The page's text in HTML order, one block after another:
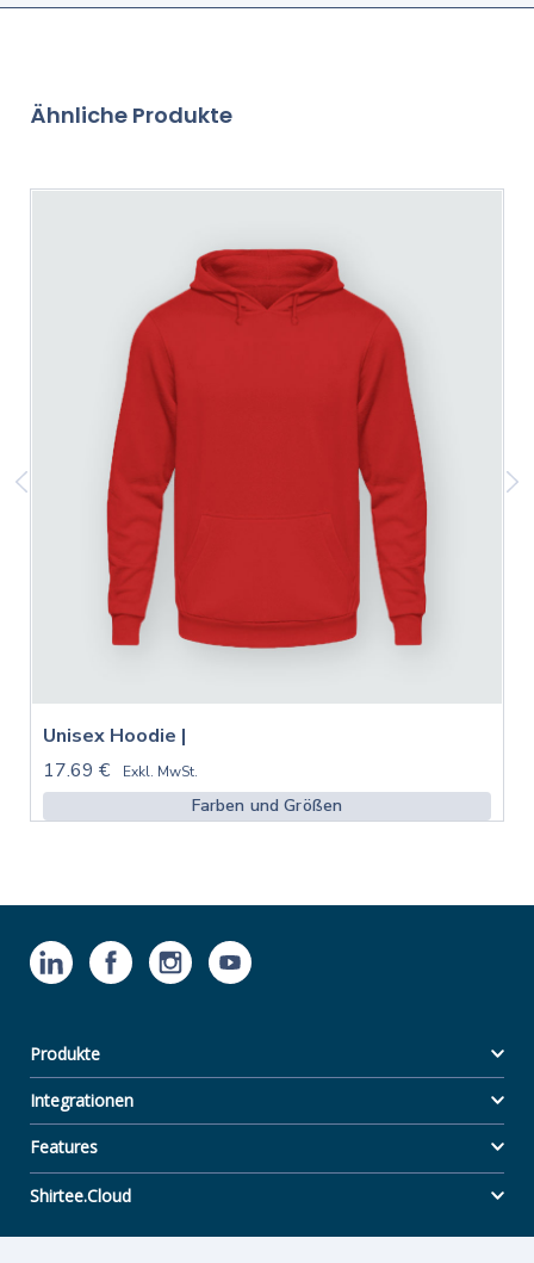
Ähnliche Produkte
Unisex Hoodie |
17.69 €
Exkl. MwSt.
Farben und Größen
Produkte
Integrationen
Features
Shirtee.Cloud